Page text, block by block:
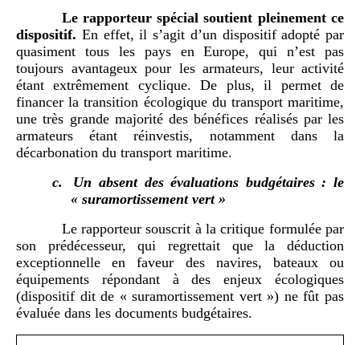
Le rapporteur spécial soutient pleinement ce
dispositif. En effet, il s’agit d’un dispositif adopté par
quasiment tous les pays en Europe, qui n’est pas
toujours avantageux pour les armateurs, leur activité
étant extrêmement cyclique. De plus, il permet de
financer la transition écologique du transport maritime,
une très grande majorité des bénéfices réalisés par les
armateurs étant réinvestis, notamment dans la
décarbonation du transport maritime.
c.
Un absent des évaluations budgétaires : le
« suramortissement vert »
Le rapporteur souscrit à la critique formulée par
son prédécesseur, qui regrettait que la déduction
exceptionnelle en faveur des navires, bateaux ou
équipements répondant à des enjeux écologiques
(dispositif dit de « suramortissement vert ») ne fût pas
évaluée dans les documents budgétaires.